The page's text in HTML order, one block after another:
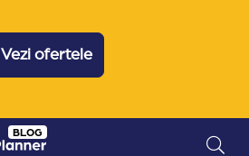
Vezi ofertele
BLOG